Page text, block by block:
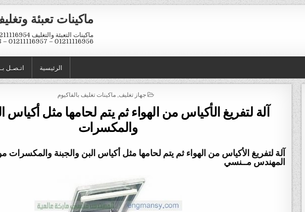
ماكينات تعبئة
01211116956 – 01211116957 – 01211116958
اتـصـل الرئيسية
POSTED
جهاز تغليف ,ماكينات تغليف بالفاكيوم
آلة لتفريغ الأكياس من الهواء ثم يتم لحامها مثل أكياس
والمكسرات
المهندس مــنسي